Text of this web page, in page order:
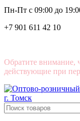
Пн-Пт с 09:00 до
+7 901 611 42 10
Обратите внимание,
действующие при